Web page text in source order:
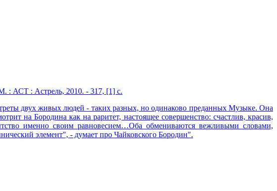
: АСТ : Астрель, 2010. - 317, [1] с.
двух живых людей - таких разных, но одинаково преданных Музыке. Она
на Бородина как на раритет, настоящее совершенство: счастлив, красив,
именно своим равновесием…Оба обмениваются вежливыми словами,
элемент", - думает про Чайковского Бородин".